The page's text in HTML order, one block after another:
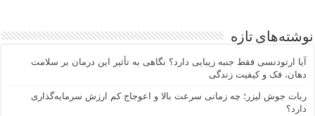
نوشته‌های تازه
آیا ارتودنسی فقط جنبه زیبایی دارد؟ نگاهی به تأثیر این درمان بر سلامت
دهان، فک و کیفیت زندگی
ربات جوش لیزر؛ چه زمانی سرعت بالا و اعوجاج کم ارزش سرمایه‌گذاری
دارد؟